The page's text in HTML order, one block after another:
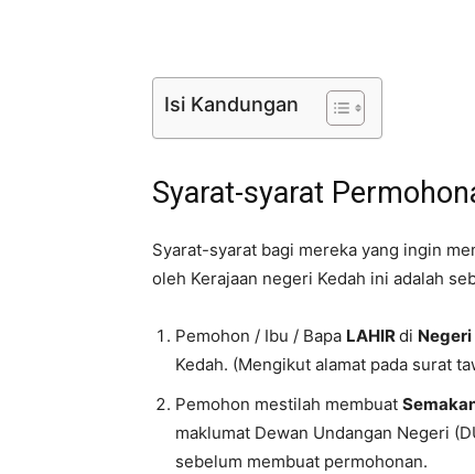
Isi Kandungan
Syarat-syarat
Syarat-syarat bagi mereka yang ingin
oleh Kerajaan negeri Kedah ini adalah
Pemohon / Ibu / Bapa LAHIRdi Negeri
Kedah. (Mengikut alamat pada surat
Pemohon mestilah membuat
maklumat Dewan Undangan Negeri
sebelum membuat permohonan.